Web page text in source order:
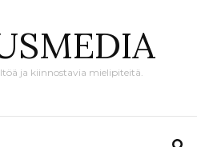
ja kiinnostavia mielipiteitä.